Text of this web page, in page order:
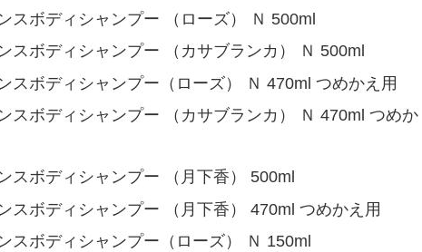
スボディシャンプー （ローズ） Ｎ 500ml
スボディシャンプー （カサブランカ） Ｎ 500ml
スボディシャンプー（ローズ） Ｎ 470ml つめかえ用
スボディシャンプー （カサブランカ） Ｎ 470ml つめか
スボディシャンプー （月下香） 500ml
スボディシャンプー （月下香） 470ml つめかえ用
スボディシャンプー（ローズ） Ｎ 150ml